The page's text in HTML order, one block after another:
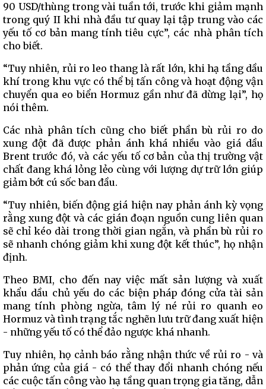
90 USD/thùng trong vài tuần tới, trước khi giảm mạnh
trong quý II khi nhà đầu tư quay lại tập trung vào các
yếu tố cơ bản mang tính tiêu cực”, các nhà phân tích
cho biết.
“Tuy nhiên, rủi ro leo thang là rất lớn, khi hạ tầng dầu
khí trong khu vực có thể bị tấn công và hoạt động vận
chuyển qua eo biển Hormuz gần như đã dừng lại”, họ
nói thêm.
Các nhà phân tích cũng cho biết phần bù rủi ro do
xung đột đã được phản ánh khá nhiều vào giá dầu
Brent trước đó, và các yếu tố cơ bản của thị trường vật
chất đang khá lỏng lẻo cùng với lượng dự trữ lớn giúp
giảm bớt cú sốc ban đầu.
“Tuy nhiên, biến động giá hiện nay phản ánh kỳ vọng
rằng xung đột và các gián đoạn nguồn cung liên quan
sẽ chỉ kéo dài trong thời gian ngắn, và phần bù rủi ro
sẽ nhanh chóng giảm khi xung đột kết thúc”, họ nhận
định.
Theo BMI, cho đến nay việc mất sản lượng và xuất
khẩu dầu chủ yếu do các biện pháp đóng cửa tài sản
mang tính phòng ngừa, tâm lý né rủi ro quanh eo
Hormuz và tình trạng tắc nghẽn lưu trữ đang xuất hiện
- những yếu tố có thể đảo ngược khá nhanh.
Tuy nhiên, họ cảnh báo rằng nhận thức về rủi ro - và
phản ứng của giá - có thể thay đổi nhanh chóng nếu
các cuộc tấn công vào hạ tầng quan trọng gia tăng, dẫn